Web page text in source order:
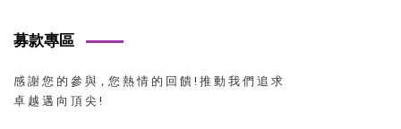
募款專區
感 謝 您 的 參 與，您 熱 情 的 回 饋 ! 推 動 我 們 追 求
卓 越 邁 向 頂 尖 !